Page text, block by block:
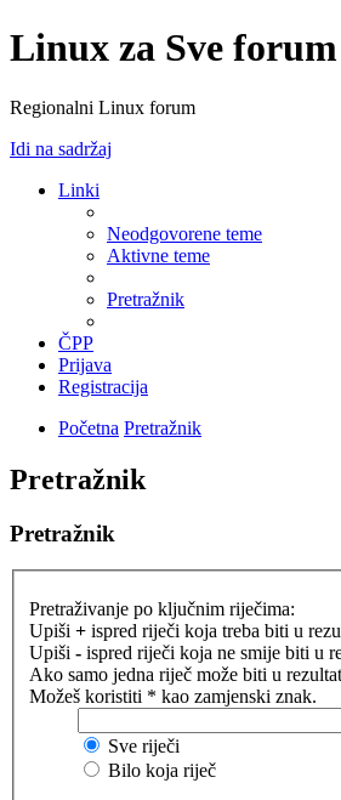
Linux za Sve forum
Regionalni Linux forum
Idi na sadržaj
Linki
Neodgovorene teme
Aktivne teme
Pretražnik
ČPP
Prijava
Registracija
Početna Pretražnik
Pretražnik
Pretražnik
Pretraživanje po ključnim riječima:
Upiši + ispred riječi koja treba biti u
Upiši - ispred riječi koja ne smije biti u
Ako samo jedna riječ može biti u
Možeš koristiti * kao zamjenski znak.
Sve riječi
Bilo koja riječ